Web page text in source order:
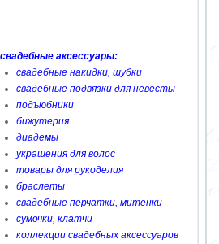
свадебные аксессуары:
свадебные накидки, шубки
свадебные подвязки для невесты
подъюбники
бижутерия
диадемы
украшения для волос
товары для рукоделия
браслеты
свадебные перчатки, митенки
сумочки, клатчи
коллекции свадебных аксессуаров